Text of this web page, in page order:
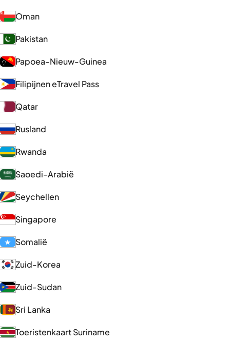
Oman
Pakistan
Papoea-Nieuw-Guinea
Filipijnen eTravel Pass
Qatar
Rusland
Rwanda
Saoedi-Arabië
Seychellen
Singapore
Somalië
Zuid-Korea
Zuid-Sudan
Sri Lanka
Toeristenkaart Suriname